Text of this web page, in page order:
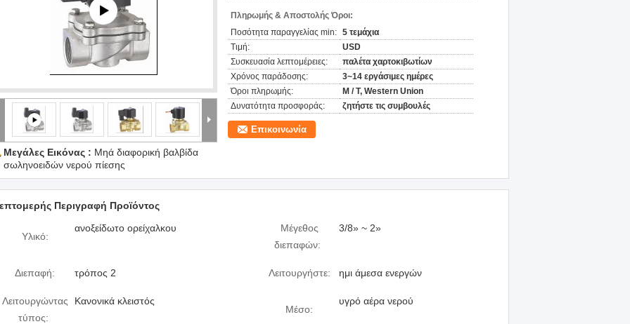
Μεγάλες Εικόνας : Μηά διαφορική βαλβίδα
σωληνοειδών νερού πίεσης
Πληρωμής & Αποστολής Όροι:
Ποσότητα παραγγελίας min: 5 τεμάχια
Τιμή:
USD
Συσκευασία λεπτομέρειες:
παλέτα χαρτοκιβωτίων
Χρόνος παράδοσης:
3~14 εργάσιμες ημέρες
Όροι πληρωμής:
Μ / Τ, Western Union
Δυνατότητα προσφοράς:
ζητήστε τις συμβουλές
Επικοινωνία
Περιγραφή Προϊόντος
Υλικό:
ανοξείδωτο ορείχαλκου
Μέγεθος
διεπαφών:
3/8» ~ 2»
Διεπαφή: τρόπος 2 Λειτουργήστε: ημι άμεσα ενεργών
Λειτουργώντας
τύπος:
Κανονικά κλειστός
Μέσο:
υγρό αέρα νερού